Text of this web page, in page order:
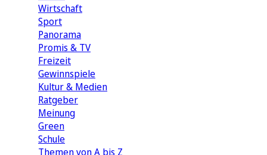
Wirtschaft
Sport
Panorama
Promis & TV
Freizeit
Gewinnspiele
Kultur & Medien
Ratgeber
Meinung
Green
Schule
Themen von A bis Z